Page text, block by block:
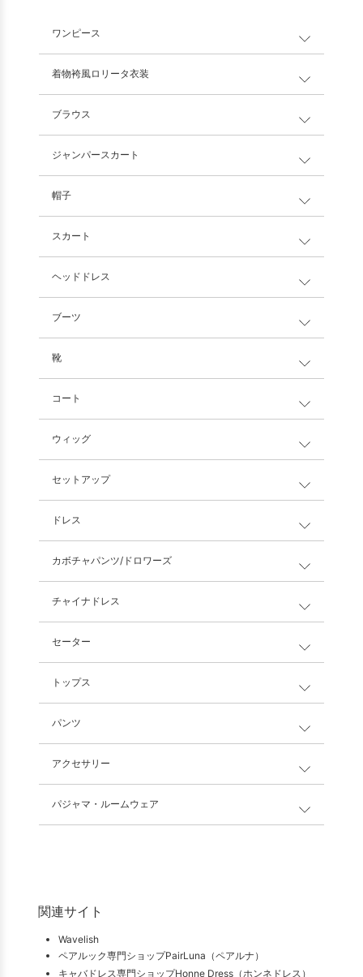
ワンピース
着物袴風ロリータ衣装
ブラウス
ジャンパースカート
帽子
スカート
ヘッドドレス
ブーツ
靴
コート
ウィッグ
セットアップ
ドレス
カボチャパンツ/ドロワーズ
チャイナドレス
セーター
トップス
パンツ
アクセサリー
パジャマ・ルームウェア
関連サイト
Wavelish
ペアルック専門ショップPairLuna（ペアルナ）
キャバドレス専門ショップHonne Dress（ホンネドレス）